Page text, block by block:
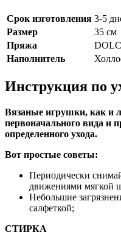
Срок изготовления 3-5
Размер
35 см
Пряжа
Наполнитель
Инструкция по
Вязаные игрушки, как и
первоначального вида и
определенного ухода.
Вот простые советы:
Периодически
движениями мягкой
Небольшие
салфеткой;
СТИРКА